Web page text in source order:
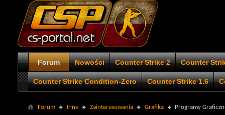
Forum Nowości Counter Strike 2 Counter
Counter Strike Condition-Zero Counter Strike 1.6
Forum Inne Zainteresowania Grafika Programy